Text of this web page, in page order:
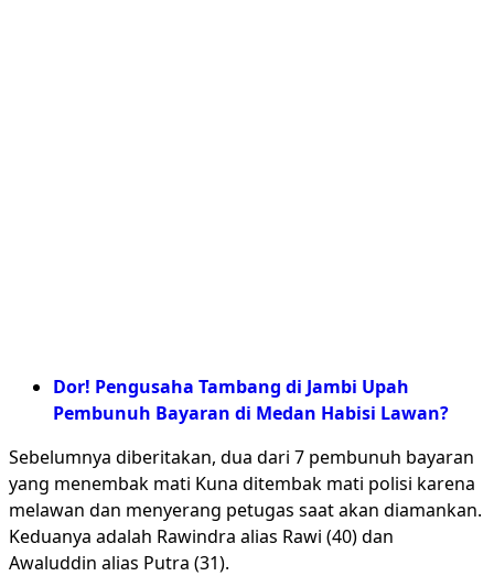
Dor! Pengusaha Tambang di Jambi Upah
Pembunuh Bayaran di Medan Habisi Lawan?
Sebelumnya diberitakan, dua dari 7 pembunuh bayaran
yang menembak mati Kuna ditembak mati polisi karena
melawan dan menyerang petugas saat akan diamankan.
Keduanya adalah Rawindra alias Rawi (40) dan
Awaluddin alias Putra (31).